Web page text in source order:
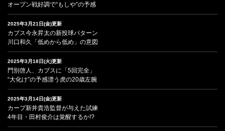
オープン戦好調で“もしや”の予感
2025年3月21日(金)更新
カブス今永昇太の新投球パターン
川口和久「低めから低め」の意図
2025年3月18日(火)更新
門別啓人、カブスに「5回完全」
“大化け”の予感漂う虎の20歳左腕
2025年3月14日(金)更新
カープ新井貴浩監督が与えた試練
4年目・田村俊介は覚醒するか!?